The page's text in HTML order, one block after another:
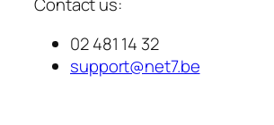
02 481 14 32
support@net7.be